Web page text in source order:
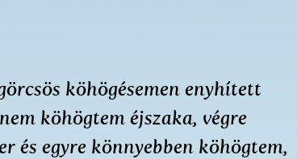
köhögésemen enyhített
köhögtem éjszaka, végre
és egyre könnyebben köhögtem,